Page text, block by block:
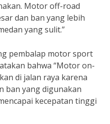
Motor off-road
dan ban yang lebih
yang sulit.”
pembalap motor sport
bahwa “Motor on-
di jalan raya karena
ban yang digunakan
kecepatan tinggi